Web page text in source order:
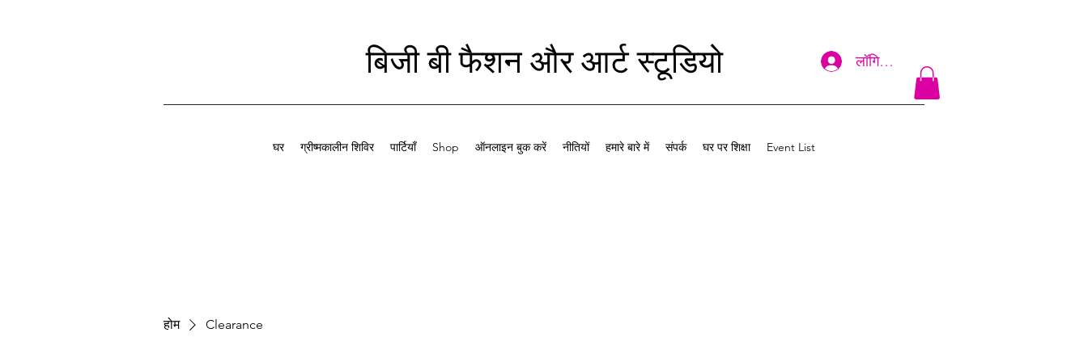
बिजी बी फैशन और आर्ट स्टूडियो लॉगिन करें
घर ग्रीष्मकालीन शिविर पार्टियाँ Shop ऑनलाइन बुक करें नीतियों हमारे बारे में संपर्क घर पर शिक्षा Event List
होम Clearance